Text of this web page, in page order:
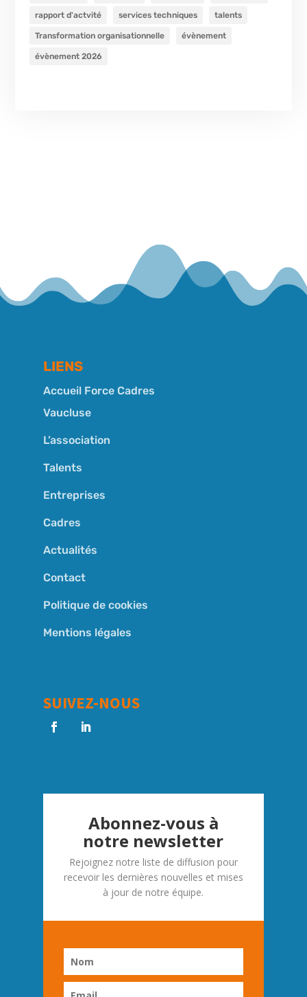
rapport d'actvité services techniques talents
Transformation organisationnelle évènement
évènement 2026
LIENS
Accueil Force Cadres
Vaucluse
L’association
Talents
Entreprises
Cadres
Actualités
Contact
Politique de cookies
Mentions légales
SUIVEZ-NOUS
Abonnez-vous à
notre newsletter
Rejoignez notre liste de diffusion pour
recevoir les dernières nouvelles et mises
à jour de notre équipe.